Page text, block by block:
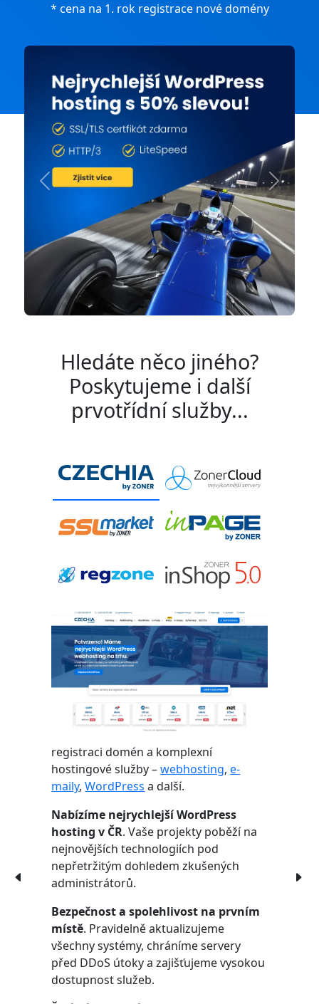
* cena na 1. rok registrace nové domény
Previous Next
Hledáte něco jiného?
Poskytujeme i další
prvotřídní služby...
registraci domén a komplexní
hostingové služby –webhosting,e-
maily,WordPress a další.
Nabízíme nejrychlejší WordPress
hosting v ČR. Vaše projekty poběží na
nejnovějších technologiích pod
nepřetržitým dohledem zkušených
administrátorů.
Bezpečnost a spolehlivost na prvním
místě. Pravidelně aktualizujeme
všechny systémy, chráníme servery
před DDoS útoky a zajišťujeme vysokou
dostupnost služeb.